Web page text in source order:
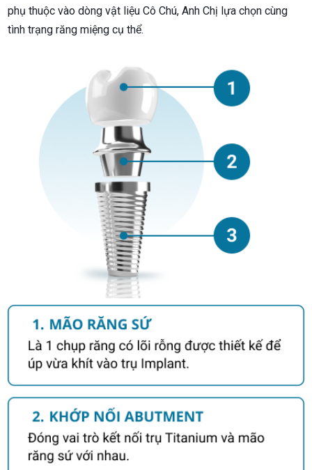
phụ thuộc vào dòng vật liệu Cô Chú, Anh Chị lựa chọn cùng
tình trạng răng miệng cụ thể.